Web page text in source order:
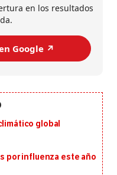
en los resultados
Google ↗️
global
por influenza este año